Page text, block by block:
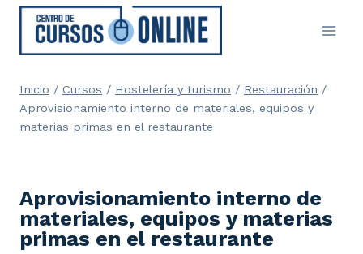
Saltar
contenido
Inicio / Cursos / Hostelería y turismo / Restauración /
Aprovisionamiento interno de materiales, equipos y
materias primas en el restaurante
Aprovisionamiento interno de
materiales, equipos y materias
primas en el restaurante